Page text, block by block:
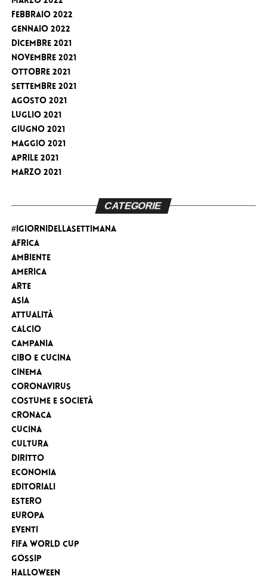
Febbraio 2022
Gennaio 2022
Dicembre 2021
Novembre 2021
Ottobre 2021
Settembre 2021
Agosto 2021
Luglio 2021
Giugno 2021
Maggio 2021
Aprile 2021
Marzo 2021
CATEGORIE
#iGiorniDellaSettimana
Africa
Ambiente
America
Arte
Asia
Attualità
Calcio
Campania
Cibo e cucina
Cinema
Coronavirus
Costume e Società
Cronaca
cucina
Cultura
Diritto
Economia
Editoriali
Estero
Europa
eventi
FIFA WORLD CUP
Gossip
Halloween